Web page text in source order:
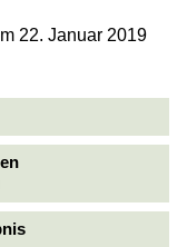
22. Januar 2019